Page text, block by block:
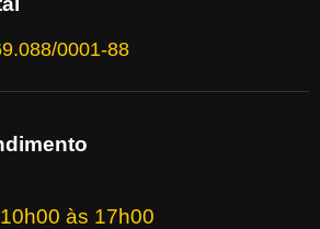
0001-88
às 17h00